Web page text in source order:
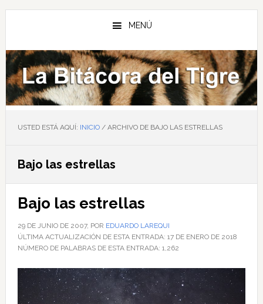
Saltar
principal
Saltar
barra
lateral
principal
Saltar
de
página
MENÚ
USTED ESTÁ AQUÍ: INICIO /ARCHIVO DE BAJO LAS ESTRELLAS
Bajo las estrellas
Bajo las estrellas
29 DE JUNIO DE 2007, POR EDUARDO LAREQUI
ÚLTIMA ACTUALIZACIÓN DE ESTA ENTRADA: 17 DE ENERO DE 2018
NÚMERO DE PALABRAS DE ESTA ENTRADA: 1,262